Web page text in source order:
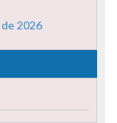
2026